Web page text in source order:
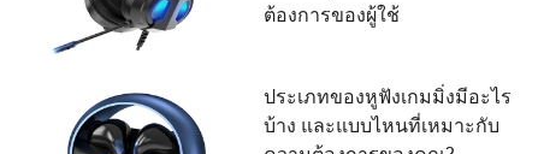
ต้องการของผู้ใช้
ประเภทของหูฟังเกมมิ่งมีอะไร
บ้าง และแบบไหนที่เหมาะกับ